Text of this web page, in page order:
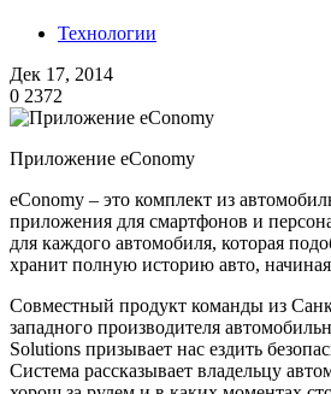
Технологии
Дек 17, 2014
0 2372
Приложение eConomy
eConomy – это комплект из
приложения для смартфонов и
для каждого автомобиля, которая
хранит полную историю авто,
Совместный продукт команды из
западного производителя
Solutions призывает нас ездить
Система рассказывает владельцу